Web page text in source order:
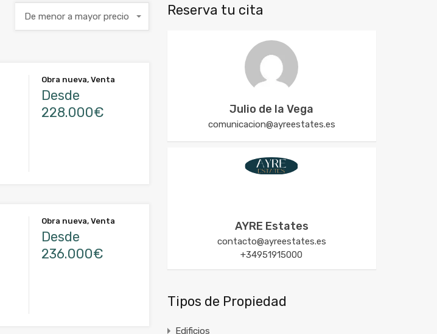
De menor a mayor precio
Obra nueva, Venta
Desde
228.000€
Obra nueva, Venta
Desde
236.000€
Reserva tu cita
Julio de la Vega
comunicacion@ayreestates.es
AYRE Estates
contacto@ayreestates.es
+34951915000
Tipos de Propiedad
Edificios